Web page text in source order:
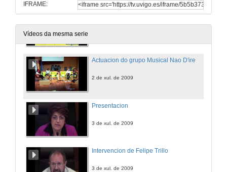
IFRAME:
Vídeos da mesma serie
Turno de Preguntas
Actuacion do grupo Musical Nao D'ire
2 de xul. de 2009
Presentacion
3 de xul. de 2009
Intervencion de Felipe Trillo
3 de xul. de 2009